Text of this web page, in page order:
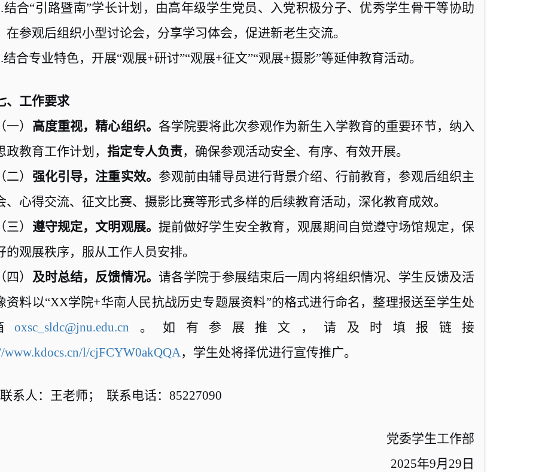
结合“引路暨南”学长计划，由高年级学生党员、入党积极分子、优秀学生骨干等协助
在参观后组织小型讨论会，分享学习体会，促进新老生交流。
结合专业特色，开展“观展+研讨”“观展+征文”“观展+摄影”等延伸教育活动。
、工作要求
（一） 高度重视，精心组织。 各学院要将此次参观作为新生入学教育的重要环节，纳入
政教育工作计划， 指定专人负责，确保参观活动安全、有序、有效开展。
（二） 强化引导，注重实效。 参观前由辅导员进行背景介绍、行前教育，参观后组织主
、心得交流、征文比赛、摄影比赛等形式多样的后续教育活动，深化教育成效。
（三） 遵守规定，文明观展。 提前做好学生安全教育，观展期间自觉遵守场馆规定，保
的观展秩序，服从工作人员安排。
（四） 及时总结，反馈情况。 请各学院于参展结束后一周内将组织情况、学生反馈及活
资料以“XX学院+华南人民抗战历史专题展资料”的格式进行命名，整理报送至学生处
oxsc_sldc@jnu.edu.cn 。如有参展推文，请及时填报链接
www.kdocs.cn/l/cjFCYW0akQQA，学生处将择优进行宣传推广。
联系人：王老师； 联系电话：85227090
党委学生工作部
2025年9月 29 日